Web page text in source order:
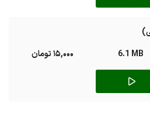
6.1 MB 15,000 تومان